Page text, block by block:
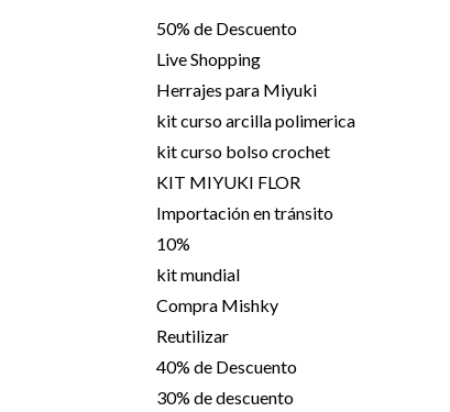
50% de Descuento
Live Shopping
Herrajes para Miyuki
kit curso arcilla polimerica
kit curso bolso crochet
KIT MIYUKI FLOR
Importación en tránsito
10%
kit mundial
Compra Mishky
Reutilizar
40% de Descuento
30% de descuento